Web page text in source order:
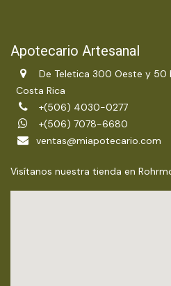
Apotecario Artesanal
De Teletica 300 Oeste y 50
Costa Rica
+(506) 4030-0277
+(506) 7078-6680
ventas@miapotecario.com
Visítanos nuestra tienda en